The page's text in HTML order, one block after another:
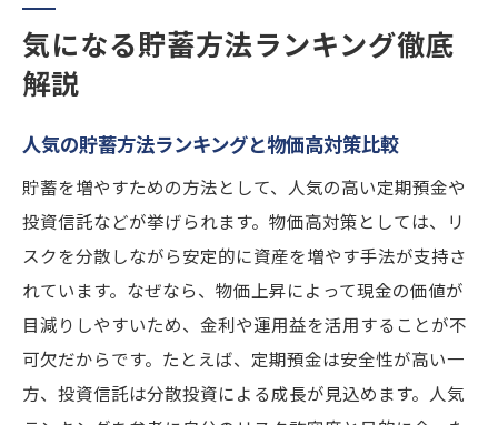
気になる貯蓄方法ランキング徹底
解説
人気の貯蓄方法ランキングと物価高対策比較
貯蓄を増やすための方法として、人気の高い定期預金や
投資信託などが挙げられます。物価高対策としては、リ
スクを分散しながら安定的に資産を増やす手法が支持さ
れています。なぜなら、物価上昇によって現金の価値が
目減りしやすいため、金利や運用益を活用することが不
可欠だからです。たとえば、定期預金は安全性が高い一
方、投資信託は分散投資による成長が見込めます。人気